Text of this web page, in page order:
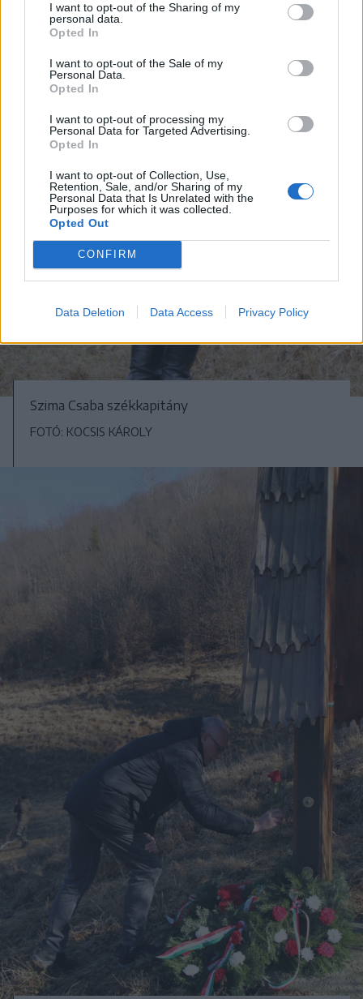
I want to opt-out of the Sharing of my
personal data.
Opted In
I want to opt-out of the Sale of my
Personal Data.
Opted In
I want to opt-out of processing my
Personal Data for Targeted Advertising.
Opted In
I want to opt-out of Collection, Use,
Retention, Sale, and/or Sharing of my
Personal Data that Is Unrelated with the
Purposes for which it was collected.
Opted Out
CONFIRM
Data Deletion Data Access Privacy Policy
Szima Csaba székkapitány
FOTÓ: KOCSIS KÁROLY